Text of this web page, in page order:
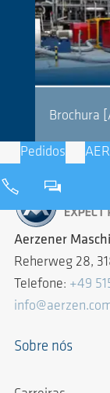
Brochura
Pedidos
Aerzener
Reherweg 28,
Telefone: +49
Sobre nós